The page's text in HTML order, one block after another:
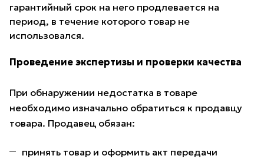
гарантийный срок на него продлевается на
период, в течение которого товар не
использовался.
Проведение экспертизы и проверки качества
При обнаружении недостатка в товаре
необходимо изначально обратиться к продавцу
товара. Продавец обязан:
принять товар и оформить акт передачи